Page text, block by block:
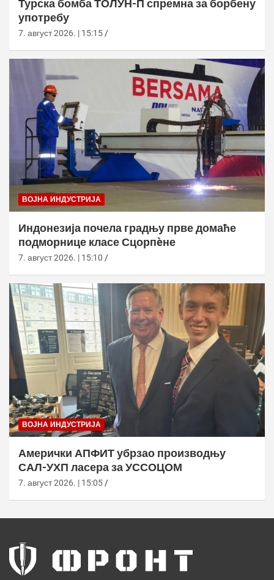
Турска бомба ТОЛУН-П спремна за борбену
употребу
7. август 2026. | 15:15
ВОЈНА ИНДУСТРИЈА
Индонезија почела градњу прве домаће
подморнице класе Сцорпèне
7. август 2026. | 15:10
ВОЈНА ИНДУСТРИЈА
Амерички АПФИТ убрзао производњу
САЛ-УХП ласера за УССОЦОМ
7. август 2026. | 15:05